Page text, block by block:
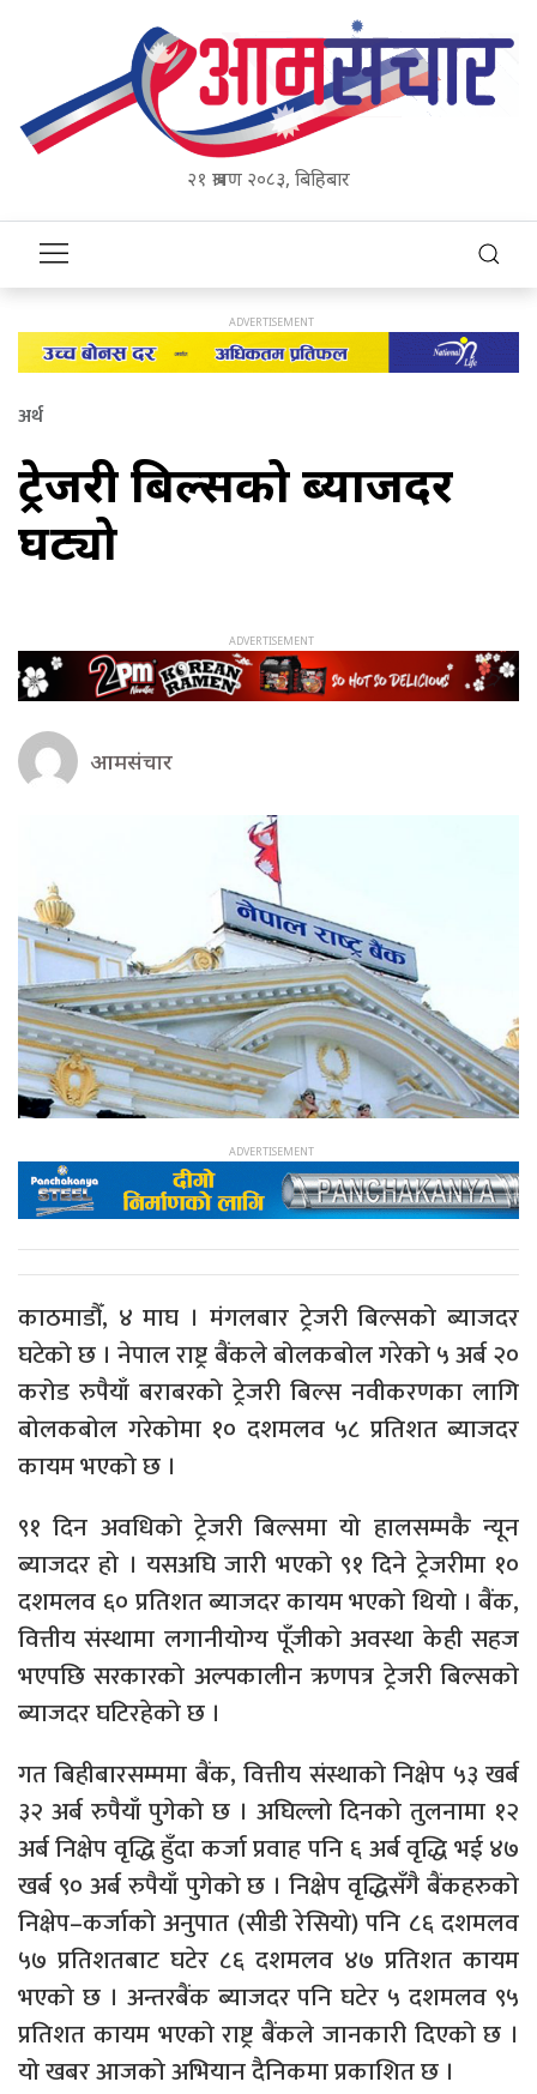
२१ श्रावण २०८३, बिहिबार
अर्थ
ट्रेजरी बिल्सको ब्याजदर
घट्यो
आमसंचार
काठमाडौँ, ४ माघ । मंगलबार ट्रेजरी बिल्सको ब्याजदर
घटेको छ । नेपाल राष्ट्र बैंकले बोलकबोल गरेको ५ अर्ब २०
करोड रुपैयाँ बराबरको ट्रेजरी बिल्स नवीकरणका लागि
बोलकबोल गरेकोमा १० दशमलव ५८ प्रतिशत ब्याजदर
कायम भएको छ ।
९१ दिन अवधिको ट्रेजरी बिल्समा यो हालसम्मकै न्यून
ब्याजदर हो । यसअघि जारी भएको ९१ दिने ट्रेजरीमा १०
दशमलव ६० प्रतिशत ब्याजदर कायम भएको थियो । बैंक,
वित्तीय संस्थामा लगानीयोग्य पूँजीको अवस्था केही सहज
भएपछि सरकारको अल्पकालीन ऋणपत्र ट्रेजरी बिल्सको
ब्याजदर घटिरहेको छ ।
गत बिहीबारसम्ममा बैंक, वित्तीय संस्थाको निक्षेप ५३ खर्ब
३२ अर्ब रुपैयाँ पुगेको छ । अघिल्लो दिनको तुलनामा १२
अर्ब निक्षेप वृद्धि हुँदा कर्जा प्रवाह पनि ६ अर्ब वृद्धि भई ४७
खर्ब ९० अर्ब रुपैयाँ पुगेको छ । निक्षेप वृद्धिसँगै बैंकहरुको
निक्षेप–कर्जाको अनुपात (सीडी रेसियो) पनि ८६ दशमलव
५७ प्रतिशतबाट घटेर ८६ दशमलव ४७ प्रतिशत कायम
भएको छ । अन्तरबैंक ब्याजदर पनि घटेर ५ दशमलव ९५
प्रतिशत कायम भएको राष्ट्र बैंकले जानकारी दिएको छ ।
यो खबर आजको अभियान दैनिकमा प्रकाशित छ ।